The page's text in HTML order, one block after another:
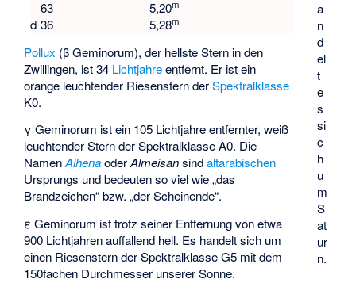
a
n
d
el
t
e
s
si
c
h
u
m
S
at
ur
n.
63 5,20m
d 36 5,28m
Pollux (β Geminorum), der hellste Stern in den
Zwillingen, ist 34 Lichtjahreentfernt. Er ist ein
orange leuchtender Riesenstern derSpektralklasse
K0.
γ Geminorum ist ein 105 Lichtjahre entfernter, weiß
leuchtender Stern der Spektralklasse A0. Die
NamenAlhenaoderAlmeisansindaltarabischen
Ursprungs und bedeuten so viel wie „das
Brandzeichen“ bzw. „der Scheinende“.
ε Geminorum ist trotz seiner Entfernung von etwa
900 Lichtjahren auffallend hell. Es handelt sich um
einen Riesenstern der Spektralklasse G5 mit dem
150fachen Durchmesser unserer Sonne.